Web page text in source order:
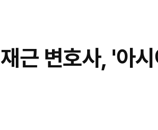
근 변호사, '아